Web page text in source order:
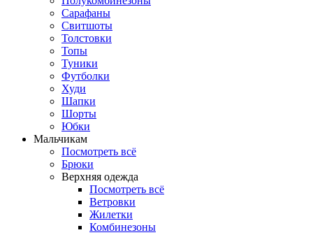
Сарафаны
Свитшоты
Толстовки
Топы
Туники
Футболки
Худи
Шапки
Шорты
Юбки
Мальчикам
Посмотреть всё
Брюки
Верхняя одежда
Посмотреть всё
Ветровки
Жилетки
Комбинезоны